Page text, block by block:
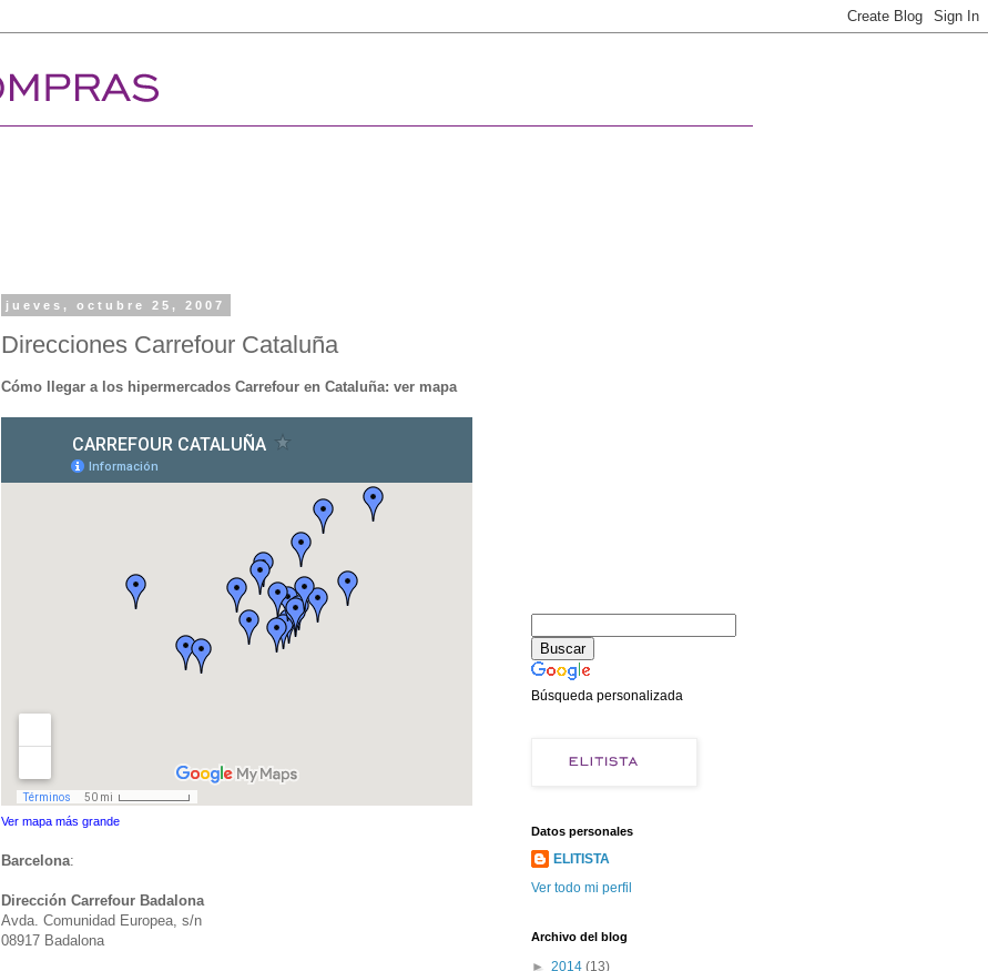
jueves, octubre 25, 2007
Direcciones Carrefour Cataluña
Cómo llegar a los hipermercados Carrefour en Cataluña: ver mapa
Ver mapa más grande
Barcelona:
Dirección Carrefour Badalona
Avda. Comunidad Europea, s/n
08917 Badalona
Búsqueda personalizada
Datos personales
ELITISTA
Ver todo mi perfil
Archivo del blog
► 2014 (13)